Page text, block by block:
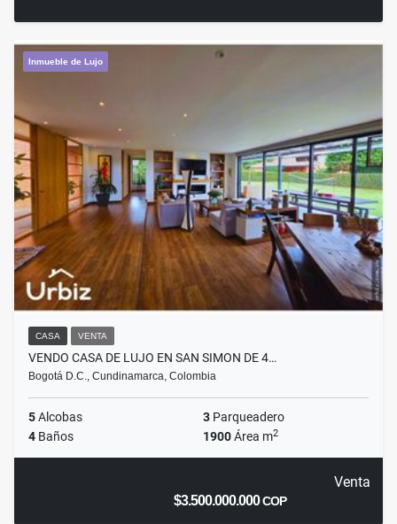
Inmueble de Lujo
CASA VENTA
VENDO CASA DE LUJO EN SAN SIMON DE 4…
Bogotá D.C., Cundinamarca, Colombia
5Alcobas 3 Parqueadero
4 Baños 1900Área m2
Venta
$3.500.000.000COP